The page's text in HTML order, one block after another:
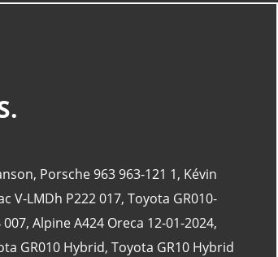
, Porsche 963 963-121 1, Kévin
V-LMDh P222 017, Toyota GR010-
007, Alpine A424 Oreca 12-01-2024,
GR010 Hybrid, Toyota GR10 Hybrid
24 Heures Du Mans 1967
Artcar